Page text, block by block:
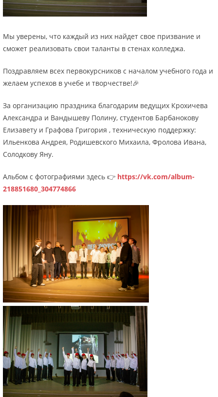
Мы уверены, что каждый из них найдет свое призвание и
сможет реализовать свои таланты в стенах колледжа.
Поздравляем всех первокурсников с началом учебного года и
желаем успехов в учебе и творчестве!🎉
За организацию праздника благодарим ведущих Крохичева
Александра и Вандышеву Полину, студентов Барбанокову
Елизавету и Графова Григория , техническую поддержку:
Ильенкова Андрея, Родишевского Михаила, Фролова Ивана,
Солодкову Яну.
Альбом с фотографиями здесь 👉 https://vk.com/album-
218851680_304774866